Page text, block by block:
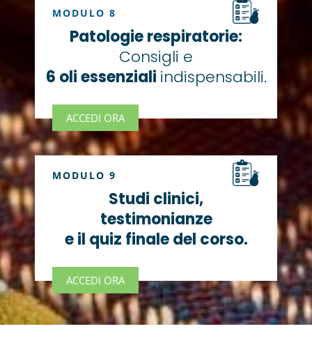
MODULO 8
Patologie respiratorie:
Consigli e
6 oli essenziali indispensabili.
ACCEDI ORA
MODULO 9
Studi clinici,
testimonianze
e il quiz finale del corso.
ACCEDI ORA